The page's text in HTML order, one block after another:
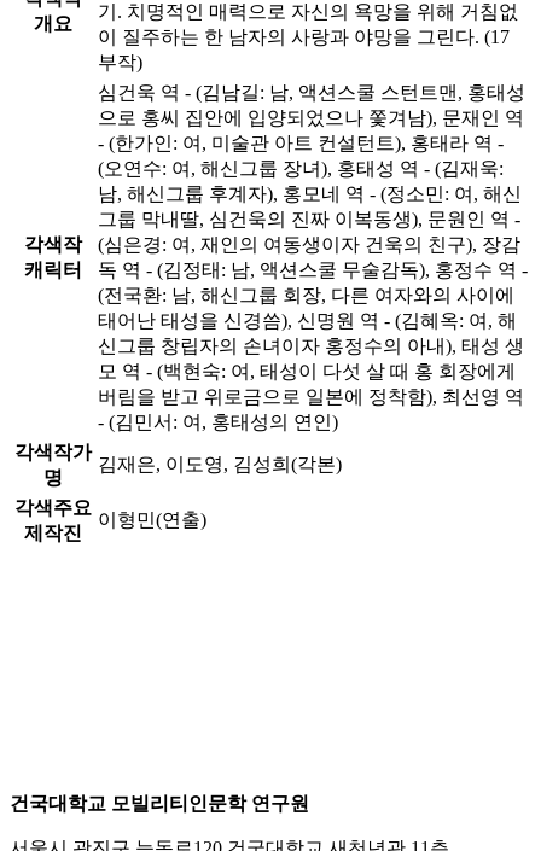
개요
기. 치명적인 매력으로 자신의 욕망을 위해 거침없
이 질주하는 한 남자의 사랑과 야망을 그린다. (17
부작)
각색작
캐릭터
심건욱 역 - (김남길: 남, 액션스쿨 스턴트맨, 홍태성
으로 홍씨 집안에 입양되었으나 쫓겨남), 문재인 역
- (한가인: 여, 미술관 아트 컨설턴트), 홍태라 역 -
(오연수: 여, 해신그룹 장녀), 홍태성 역 - (김재욱:
남, 해신그룹 후계자), 홍모네 역 - (정소민: 여, 해신
그룹 막내딸, 심건욱의 진짜 이복동생), 문원인 역 -
(심은경: 여, 재인의 여동생이자 건욱의 친구), 장감
독 역 - (김정태: 남, 액션스쿨 무술감독), 홍정수 역 -
(전국환: 남, 해신그룹 회장, 다른 여자와의 사이에
태어난 태성을 신경씀), 신명원 역 - (김혜옥: 여, 해
신그룹 창립자의 손녀이자 홍정수의 아내), 태성 생
모 역 - (백현숙: 여, 태성이 다섯 살 때 홍 회장에게
버림을 받고 위로금으로 일본에 정착함), 최선영 역
- (김민서: 여, 홍태성의 연인)
각색작가
명
김재은, 이도영, 김성희(각본)
각색주요
제작진
이형민(연출)
건국대학교 모빌리티인문학 연구원